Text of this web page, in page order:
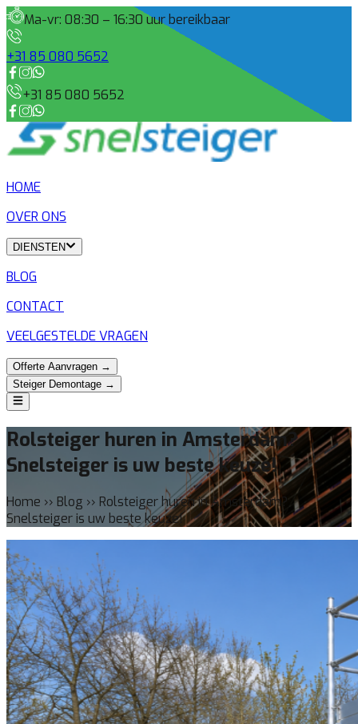
Ma-vr: 08:30 – 16:30 uur bereikbaar
+31 85 080 5652
+31 85 080 5652
HOME
OVER ONS
DIENSTEN
BLOG
CONTACT
VEELGESTELDE VRAGEN
Offerte Aanvragen →
Steiger Demontage →
Rolsteiger huren in Amsterdam?
Snelsteiger is uw beste keuze!
Home ›› Blog ›› Rolsteiger huren in Amsterdam?
Snelsteiger is uw beste keuze!